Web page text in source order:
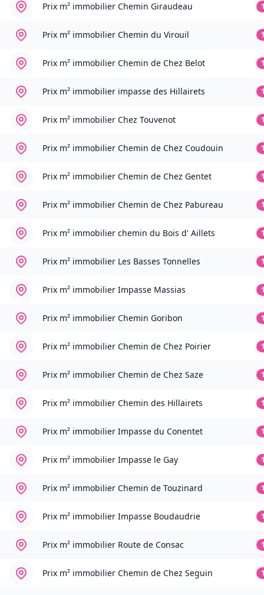
Prix m² immobilier Chemin Giraudeau
Prix m² immobilier Chemin du Virouil
Prix m² immobilier Chemin de Chez Belot
Prix m² immobilier impasse des Hillairets
Prix m² immobilier Chez Touvenot
Prix m² immobilier Chemin de Chez Coudouin
Prix m² immobilier Chemin de Chez Gentet
Prix m² immobilier Chemin de Chez Pabureau
Prix m² immobilier chemin du Bois d' Aillets
Prix m² immobilier Les Basses Tonnelles
Prix m² immobilier Impasse Massias
Prix m² immobilier Chemin Goribon
Prix m² immobilier Chemin de Chez Poirier
Prix m² immobilier Chemin de Chez Saze
Prix m² immobilier Chemin des Hillairets
Prix m² immobilier Impasse du Conentet
Prix m² immobilier Impasse le Gay
Prix m² immobilier Chemin de Touzinard
Prix m² immobilier Impasse Boudaudrie
Prix m² immobilier Route de Consac
Prix m² immobilier Chemin de Chez Seguin